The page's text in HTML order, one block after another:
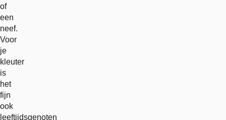
of
een
neef.
Voor
je
kleuter
is
het
fijn
ook
leeftijdsgenoten